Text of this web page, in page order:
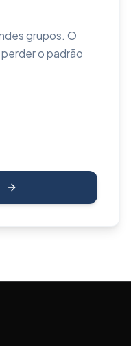
grupos. O
o padrão